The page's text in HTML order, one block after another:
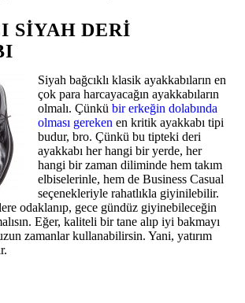
SIYAH DERI
Siyah bağcıklı klasik ayakkabıların en
çok para harcayacağın ayakkabıların
olmalı. Çünkü bir erkeğin dolabında
olması gereken en kritik ayakkabı tipi
budur, bro. Çünkü bu tipteki deri
ayakkabı her hangi bir yerde, her
hangi bir zaman diliminde hem takım
elbiselerinle, hem de Business Casual
seçenekleriyle rahatlıkla giyinilebilir.
odaklanıp, gece gündüz giyinebileceğin
Eğer, kaliteli bir tane alıp iyi bakmayı
zamanlar kullanabilirsin. Yani, yatırım